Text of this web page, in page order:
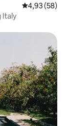
Średnia
4,93 (58)
Italy